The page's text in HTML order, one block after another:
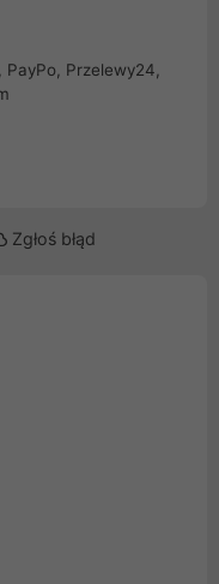
PayPo, Przelewy24,
Zgłoś błąd